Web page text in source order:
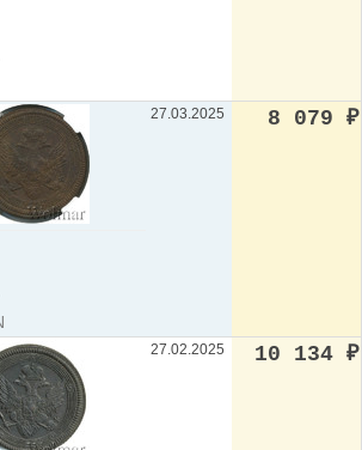
27.03.2025 8 079 ₽
27.02.2025 10 134 ₽